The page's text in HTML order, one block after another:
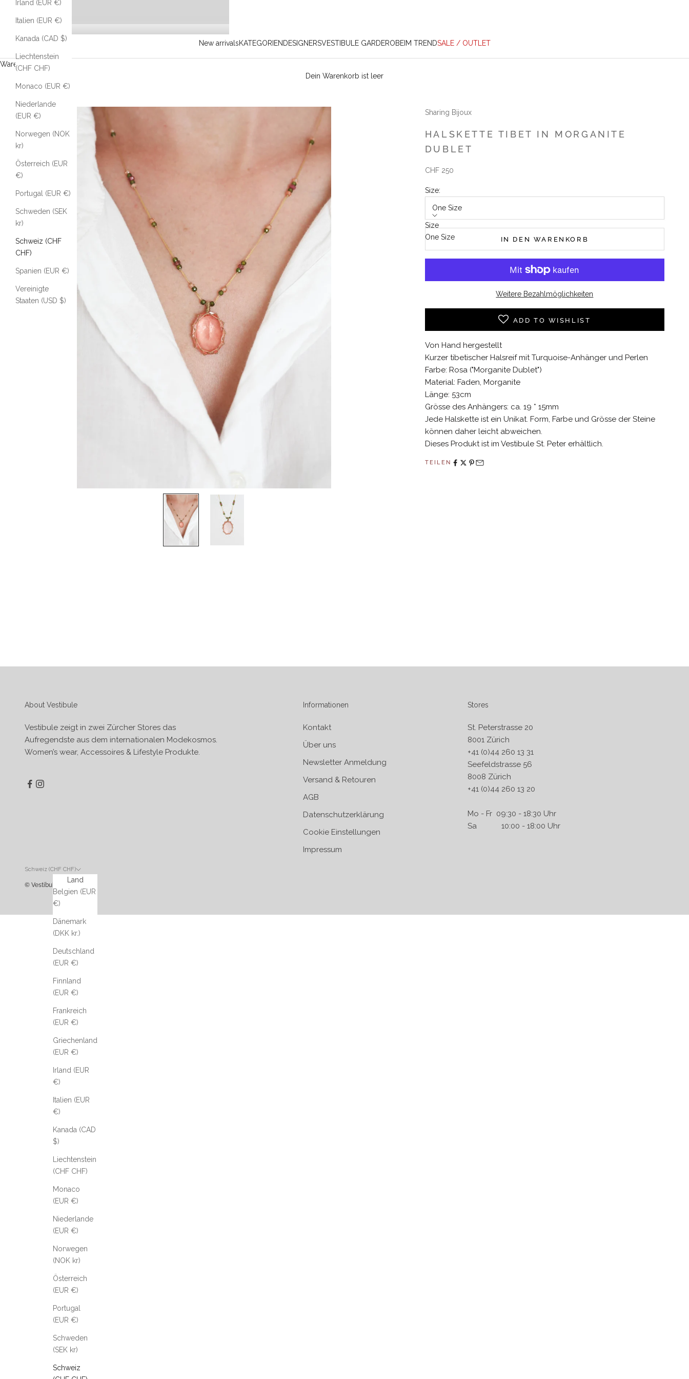
New arrivalsKATEGORIENDESIGNERSVESTIBULE GARDEROBEIM TRENDSALE / OUTLET
Irland (EUR €)
Italien (EUR €)
Kanada (CAD $)
Liechtenstein
(CHF CHF)
Monaco (EUR €)
Niederlande
(EUR €)
Norwegen (NOK
kr)
Österreich (EUR
€)
Portugal (EUR €)
Schweden (SEK
kr)
Schweiz (CHF
CHF)
Spanien (EUR €)
Vereinigte
Staaten (USD $)
Warenkorb
Dein Warenkorb ist leer
Sharing Bijoux
HALSKETTE TIBET IN MORGANITE
DUBLET
Angebot
CHF 250
Size:
One Size
Size
One Size
IN DEN WARENKORB
Weitere Bezahlmöglichkeiten
ADD TO WISHLIST
Von Hand hergestellt
Kurzer tibetischer Halsreif mit Turquoise-Anhänger und Perlen
Farbe: Rosa ("Morganite Dublet")
Material: Faden, Morganite
Länge: 53cm
Grösse des Anhängers: ca. 19 * 15mm
Jede Halskette ist ein Unikat. Form, Farbe und Grösse der Steine
können daher leicht abweichen.
Dieses Produkt ist im Vestibule St. Peter erhältlich.
TEILEN
About Vestibule
Vestibule zeigt in zwei Zürcher Stores das
Aufregendste aus dem internationalen Modekosmos.
Women’s wear, Accessoires & Lifestyle Produkte.
Informationen
Kontakt
Über uns
Newsletter Anmeldung
Versand & Retouren
AGB
Datenschutzerklärung
Cookie Einstellungen
Impressum
Stores
St. Peterstrasse 20
8001 Zürich
+41 (0)44 260 13 31
Seefeldstrasse 56
8008 Zürich
+41 (0)44 260 13 20
Mo - Fr 09:30 - 18:30 Uhr
Sa 10:00 - 18:00 Uhr
Schweiz (CHF CHF)
Land
Belgien (EUR
€)
Dänemark
(DKK kr.)
Deutschland
(EUR €)
Finnland
(EUR €)
Frankreich
(EUR €)
Griechenland
(EUR €)
Irland (EUR
€)
Italien (EUR
€)
Kanada (CAD
$)
Liechtenstein
(CHF CHF)
Monaco
(EUR €)
Niederlande
(EUR €)
Norwegen
(NOK kr)
Österreich
(EUR €)
Portugal
(EUR €)
Schweden
(SEK kr)
Schweiz
© Vestibule